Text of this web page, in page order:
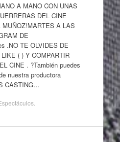
A MANO CON UNAS
DEL CINE
MUÑOZ!MARTES A LAS
DE
.NO TE OLVIDES DE
( ) Y COMPARTIR
CINE . ?También puedes
nuestra productora
CASTING…
.